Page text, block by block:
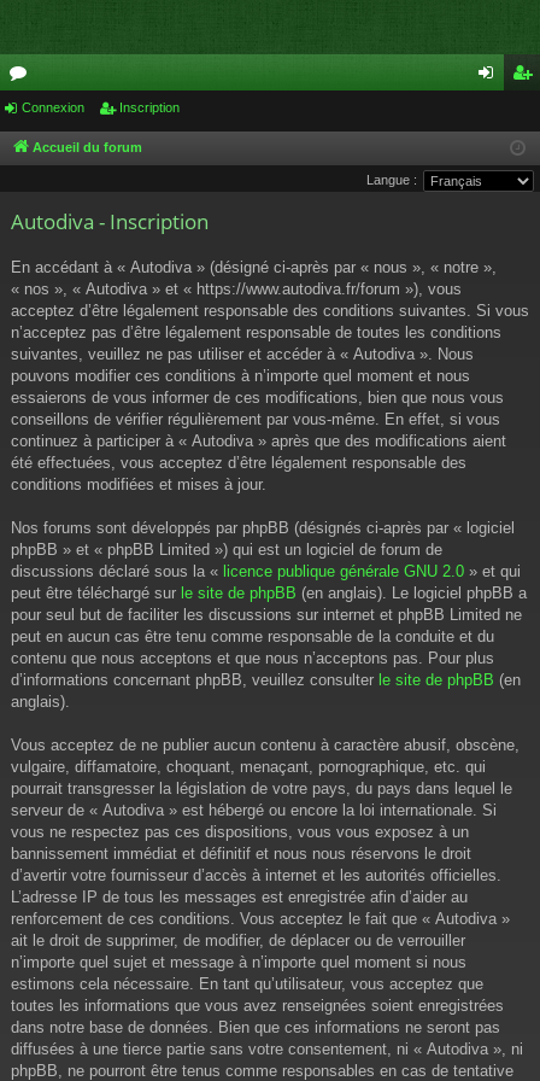
or
u
s
cri
pti
Connexion Inscription
Accueil du forum
Langue :
Autodiva - Inscription
En accédant à « Autodiva » (désigné ci-après par « nous », « notre »,
« nos », « Autodiva » et « https://www.autodiva.fr/forum »), vous
acceptez d’être légalement responsable des conditions suivantes. Si vous
n’acceptez pas d’être légalement responsable de toutes les conditions
suivantes, veuillez ne pas utiliser et accéder à « Autodiva ». Nous
pouvons modifier ces conditions à n’importe quel moment et nous
essaierons de vous informer de ces modifications, bien que nous vous
conseillons de vérifier régulièrement par vous-même. En effet, si vous
continuez à participer à « Autodiva » après que des modifications aient
été effectuées, vous acceptez d’être légalement responsable des
conditions modifiées et mises à jour.
Nos forums sont développés par phpBB (désignés ci-après par « logiciel
phpBB » et « phpBB Limited ») qui est un logiciel de forum de
discussions déclaré sous la « licence publique générale GNU 2.0 » et qui
peut être téléchargé sur le site de phpBB (en anglais). Le logiciel phpBB a
pour seul but de faciliter les discussions sur internet et phpBB Limited ne
peut en aucun cas être tenu comme responsable de la conduite et du
contenu que nous acceptons et que nous n’acceptons pas. Pour plus
d’informations concernant phpBB, veuillez consulter le site de phpBB (en
anglais).
Vous acceptez de ne publier aucun contenu à caractère abusif, obscène,
vulgaire, diffamatoire, choquant, menaçant, pornographique, etc. qui
pourrait transgresser la législation de votre pays, du pays dans lequel le
serveur de « Autodiva » est hébergé ou encore la loi internationale. Si
vous ne respectez pas ces dispositions, vous vous exposez à un
bannissement immédiat et définitif et nous nous réservons le droit
d’avertir votre fournisseur d’accès à internet et les autorités officielles.
L’adresse IP de tous les messages est enregistrée afin d’aider au
renforcement de ces conditions. Vous acceptez le fait que « Autodiva »
ait le droit de supprimer, de modifier, de déplacer ou de verrouiller
n’importe quel sujet et message à n’importe quel moment si nous
estimons cela nécessaire. En tant qu’utilisateur, vous acceptez que
toutes les informations que vous avez renseignées soient enregistrées
dans notre base de données. Bien que ces informations ne seront pas
diffusées à une tierce partie sans votre consentement, ni « Autodiva », ni
phpBB, ne pourront être tenus comme responsables en cas de tentative